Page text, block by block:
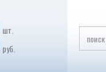
шт.
руб.